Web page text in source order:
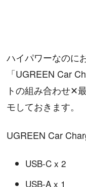
ハイパワーなのに
「UGREEN Car
トの組み合わせ✕
モしておきます。
UGREEN Car
USB-C x 2
USB-A x 1